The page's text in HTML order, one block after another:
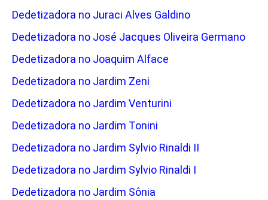
Dedetizadora no Juraci Alves Galdino
Dedetizadora no José Jacques Oliveira Germano
Dedetizadora no Joaquim Alface
Dedetizadora no Jardim Zeni
Dedetizadora no Jardim Venturini
Dedetizadora no Jardim Tonini
Dedetizadora no Jardim Sylvio Rinaldi II
Dedetizadora no Jardim Sylvio Rinaldi I
Dedetizadora no Jardim Sônia